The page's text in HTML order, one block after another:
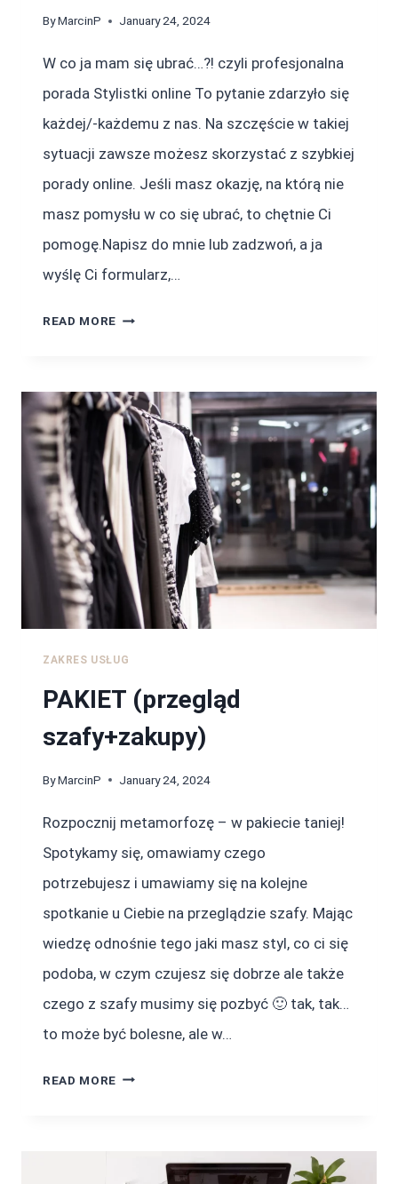
ByMarcinP January 24, 2024
W co ja mam się ubrać…?! czyli profesjonalna
porada Stylistki online To pytanie zdarzyło się
każdej/-każdemu z nas. Na szczęście w takiej
sytuacji zawsze możesz skorzystać z szybkiej
porady online. Jeśli masz okazję, na którą nie
masz pomysłu w co się ubrać, to chętnie Ci
pomogę.Napisz do mnie lub zadzwoń, a ja
wyślę Ci formularz,…
READ MORE STYLIZACJA
ZAKRES USŁUG
PAKIET (przegląd
szafy+zakupy)
ByMarcinP January 24, 2024
Rozpocznij metamorfozę – w pakiecie taniej!
Spotykamy się, omawiamy czego
potrzebujesz i umawiamy się na kolejne
spotkanie u Ciebie na przeglądzie szafy. Mając
wiedzę odnośnie tego jaki masz styl, co ci się
podoba, w czym czujesz się dobrze ale także
czego z szafy musimy się pozbyć 🙂 tak, tak…
to może być bolesne, ale w…
READ MORE PAKIET